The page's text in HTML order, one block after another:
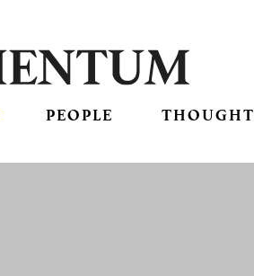
PEOPLE THOUGHT